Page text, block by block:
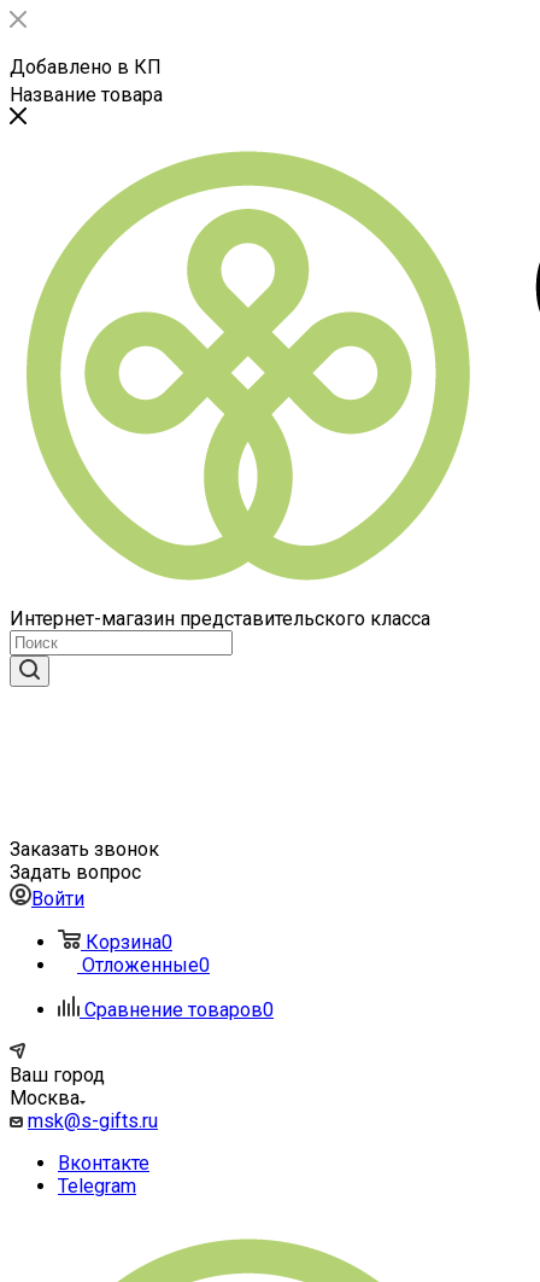
Добавлено в КП
Название товара
Интернет-магазин представительского класса
Заказать звонок
Задать вопрос
Войти
Корзина0
Отложенные0
Сравнение товаров0
Ваш город
Москва
msk@s-gifts.ru
Вконтакте
Telegram